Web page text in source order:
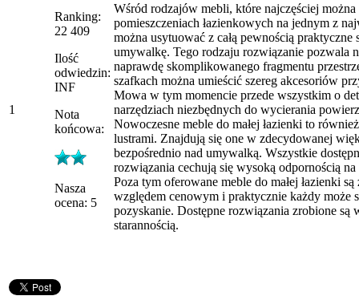
1
Ranking:
22 409
Ilość
odwiedzin:
INF
Nota
końcowa:
Nasza
ocena: 5
Wśród rodzajów mebli, które najczęściej
pomieszczeniach łazienkowych na jednym z
można usytuować z całą pewnością praktyczne
umywalkę. Tego rodzaju rozwiązanie pozwala
naprawdę skomplikowanego fragmentu
szafkach można umieścić szereg akcesoriów
Mowa w tym momencie przede wszystkim o
narzędziach niezbędnych do wycierania
Nowoczesne meble do małej łazienki to
lustrami. Znajdują się one w zdecydowanej
bezpośrednio nad umywalką. Wszystkie
rozwiązania cechują się wysoką odpornością
Poza tym oferowane meble do małej łazienki
względem cenowym i praktycznie każdy może
pozyskanie. Dostępne rozwiązania zrobione są
starannością.